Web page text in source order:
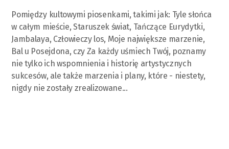
Pomiędzy kultowymi piosenkami, takimi jak: Tyle słońca
w całym mieście, Staruszek świat, Tańczące Eurydytki,
Jambalaya, Człowieczy los, Moje największe marzenie,
Bal u Posejdona, czy Za każdy uśmiech Twój, poznamy
nie tylko ich wspomnienia i historię artystycznych
sukcesów, ale także marzenia i plany, które - niestety,
nigdy nie zostały zrealizowane...